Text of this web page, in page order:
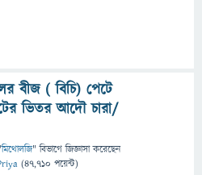
বীজ ( বিচি) পেটে
ভিতর আদৌ চারা/
মিথোলজি" বিভাগে জিজ্ঞাসাকরেছেন
(47,710 পয়েন্ট)